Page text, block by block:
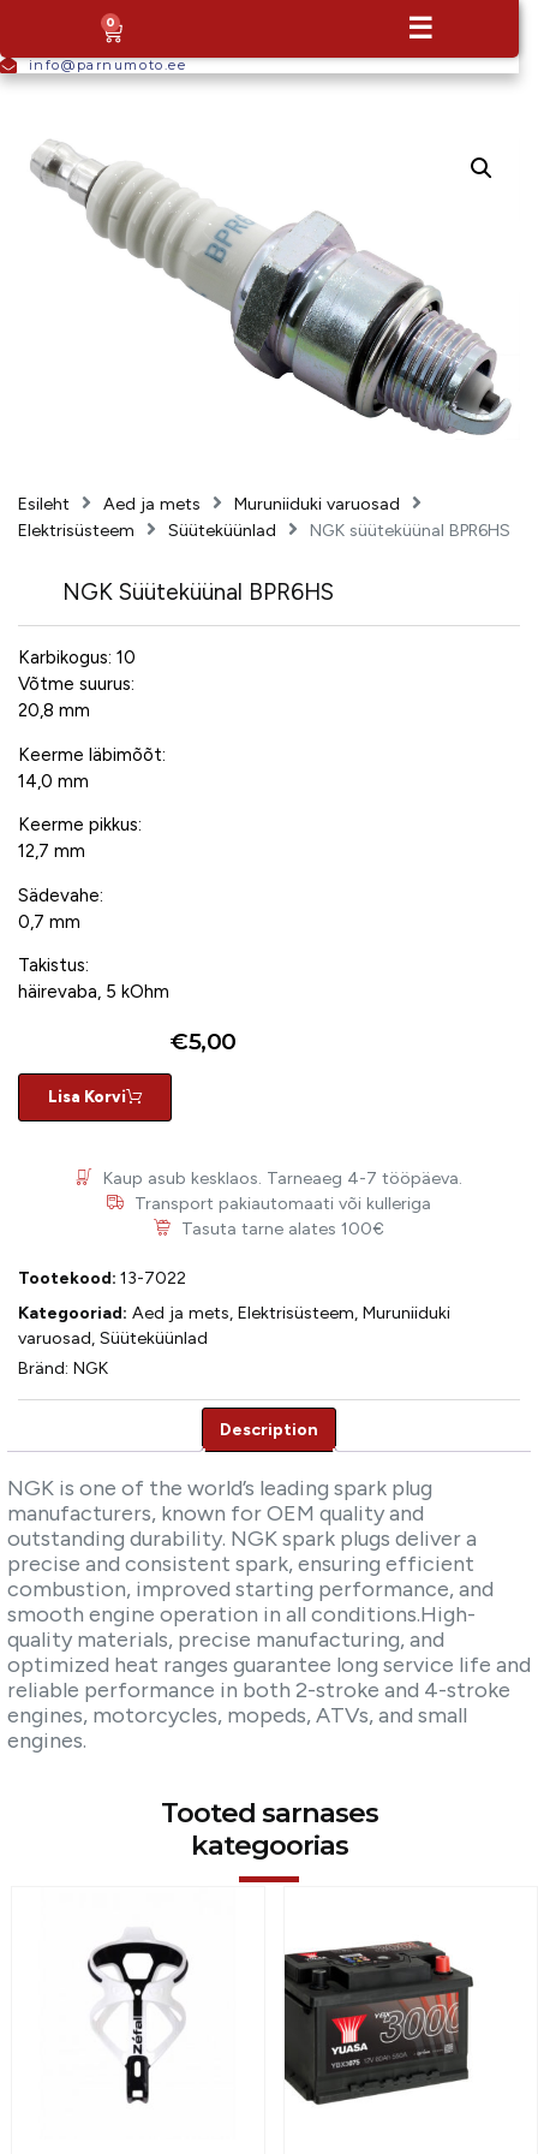
info@parnumoto.ee
0 ☰
Esileht Aed ja mets
Muruniiduki varuosad
Elektrisüsteem
Süüteküünlad NGK süüteküünal BPR6HS
NGK Süüteküünal BPR6HS
Karbikogus: 10
Võtme suurus:
20,8 mm
Keerme läbimõõt:
14,0 mm
Keerme pikkus:
12,7 mm
Sädevahe:
0,7 mm
Takistus:
häirevaba, 5 kOhm
€5,00
Lisa Korvi
Kaup asub kesklaos. Tarneaeg 4-7 tööpäeva.
Transport pakiautomaati või kulleriga
Tasuta tarne alates 100€
Tootekood: 13-7022
Kategooriad: Aed ja mets, Elektrisüsteem, Muruniiduki
varuosad, Süüteküünlad
Bränd: NGK
Description
NGK is one of the world’s leading spark plug
manufacturers, known for OEM quality and
outstanding durability. NGK spark plugs deliver a
precise and consistent spark, ensuring efficient
combustion, improved starting performance, and
smooth engine operation in all conditions.High-
quality materials, precise manufacturing, and
optimized heat ranges guarantee long service life and
reliable performance in both 2-stroke and 4-stroke
engines, motorcycles, mopeds, ATVs, and small
engines.
Tooted sarnases
kategoorias